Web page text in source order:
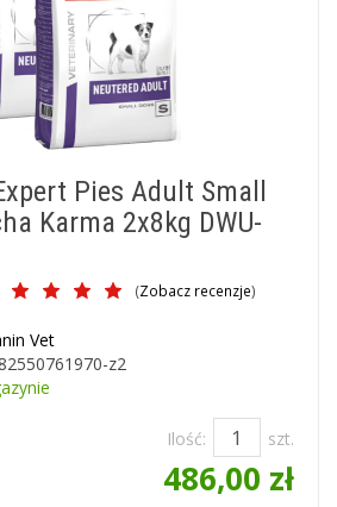
Pies Adult Small
Karma 2x8kg DWU-
(Zobacz recenzje)
Vet
z2
Ilość: szt.
486,00 zł